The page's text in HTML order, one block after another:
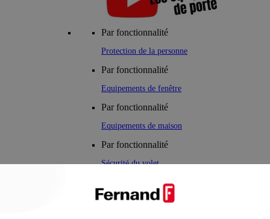
Par fonctionnalité
Protection de la personne
Par fonctionnalité
Equipements de fenêtre
Par fonctionnalité
Equipements de maison
Par fonctionnalité
Sécurité du volet
Par fonctionnalité
Cendrier